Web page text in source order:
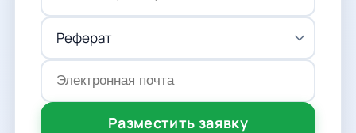
Разместить заявку